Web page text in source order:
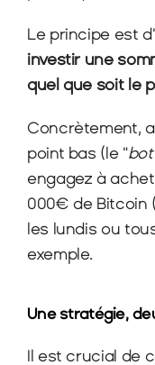
investir une
quel que soit le
Concrètement,
point bas (le "
engagez à
000€ de Bitcoin
les lundis ou
exemple.
Une stratégie,
Il est crucial de